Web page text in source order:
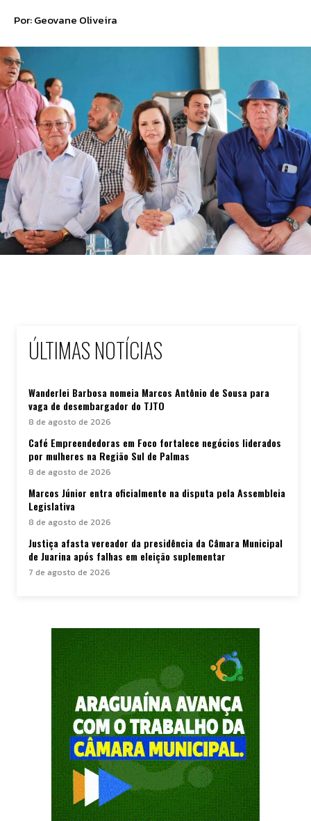
Por: Geovane Oliveira
ÚLTIMAS NOTÍCIAS
Wanderlei Barbosa nomeia Marcos Antônio de Sousa para
vaga de desembargador do TJTO
8 de agosto de 2026
Café Empreendedoras em Foco fortalece negócios liderados
por mulheres na Região Sul de Palmas
8 de agosto de 2026
Marcos Júnior entra oficialmente na disputa pela Assembleia
Legislativa
8 de agosto de 2026
Justiça afasta vereador da presidência da Câmara Municipal
de Juarina após falhas em eleição suplementar
7 de agosto de 2026